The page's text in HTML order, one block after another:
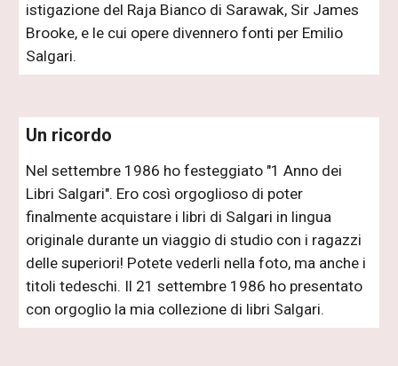
istigazione del Raja Bianco di Sarawak, Sir James
Brooke, e le cui opere divennero fonti per Emilio
Salgari.
Un ricordo
Nel settembre 1986 ho festeggiato "1 Anno dei
Libri Salgari". Ero così orgoglioso di poter
finalmente acquistare i libri di Salgari in lingua
originale durante un viaggio di studio con i ragazzi
delle superiori! Potete vederli nella foto, ma anche i
titoli tedeschi. Il 21 settembre 1986 ho presentato
con orgoglio la mia collezione di libri Salgari.